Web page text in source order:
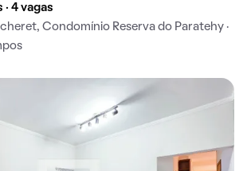
· 4 vagas
Condomínio Reserva do Paratehy ·